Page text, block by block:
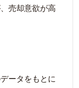
売却意欲が高
ータをもとに